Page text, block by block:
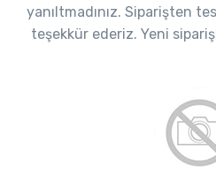
yanıltmadınız. Siparişten
teşekkür ederiz. Yeni